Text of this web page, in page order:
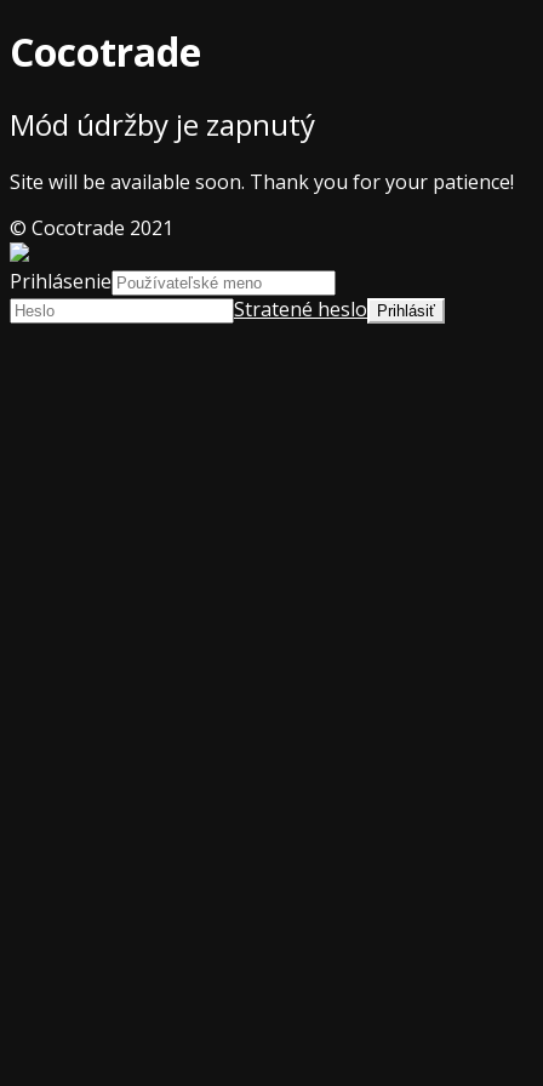
Cocotrade
Mód údržby je zapnutý
Site will be available soon. Thank you for your patience!
© Cocotrade 2021
Prihlásenie
Stratené heslo